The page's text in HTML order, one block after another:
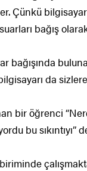
Çünkü
bağış
bağışında
da
bir öğrenci
bu sıkıntıyı”